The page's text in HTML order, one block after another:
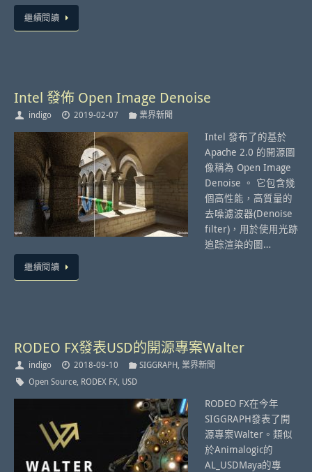
繼續閱讀
Intel 發佈 Open Image Denoise
indigo 2019-02-07 業界新聞
Intel 發布了的基於
Apache 2.0 的開源圖
像稱為 Open Image
Denoise 。 它包含幾
個高性能，高質量的
去噪濾波器(Denoise
filter)，用於使用光跡
追踪渲染的圖…
繼續閱讀
RODEO FX發表USD的開源專案Walter
indigo 2018-09-10 SIGGRAPH, 業界新聞
Open Source, RODEX FX, USD
RODEO FX在今年
SIGGRAPH發表了開
源專案Walter。類似
於Animalogic的
AL_USDMaya的專